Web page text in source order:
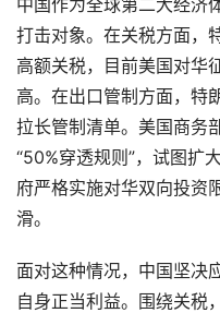
中国作为全球第二大经济
打击对象。在关税方面，
高额关税，目前美国对华
高。在出口管制方面，特
拉长管制清单。美国商务
“50%穿透规则”，试图扩
府严格实施对华双向投资
滑。
面对这种情况，中国坚决
自身正当利益。围绕关税